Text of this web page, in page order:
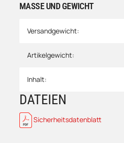
MASSE UND GEWICHT
Versandgewicht:
Artikelgewicht:
Inhalt:
DATEIEN
Sicherheitsdatenblatt